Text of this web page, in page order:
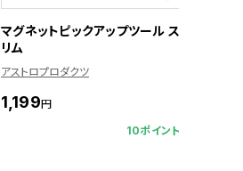
マグネットピックアップツール ス
リム
アストロプロダクツ
1,199円
10ポイント